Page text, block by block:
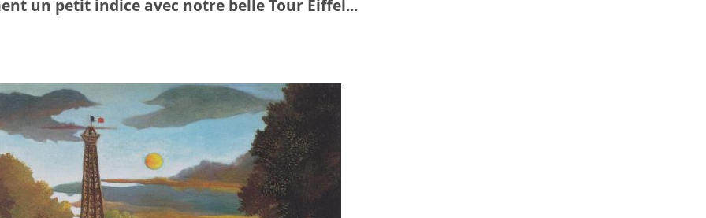
un petit indice avec notre belle Tour Eiffel...